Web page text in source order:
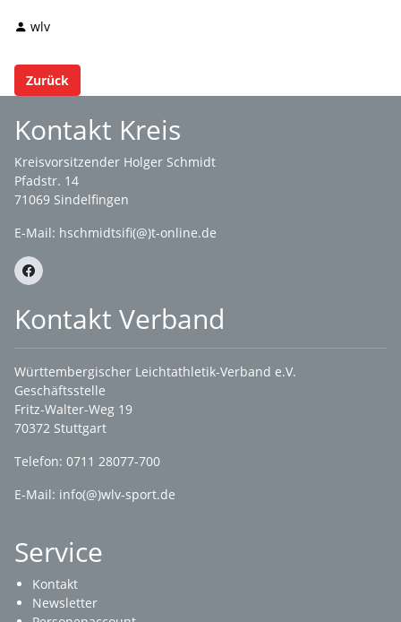
wlv
Zurück
Kontakt Kreis
Kreisvorsitzender Holger Schmidt
Pfadstr. 14
71069 Sindelfingen
E-Mail: hschmidtsifi(@)t-online.de
Kontakt Verband
Württembergischer Leichtathletik-Verband e.V.
Geschäftsstelle
Fritz-Walter-Weg 19
70372 Stuttgart
Telefon: 0711 28077-700
E-Mail: info(@)wlv-sport.de
Service
Kontakt
Newsletter